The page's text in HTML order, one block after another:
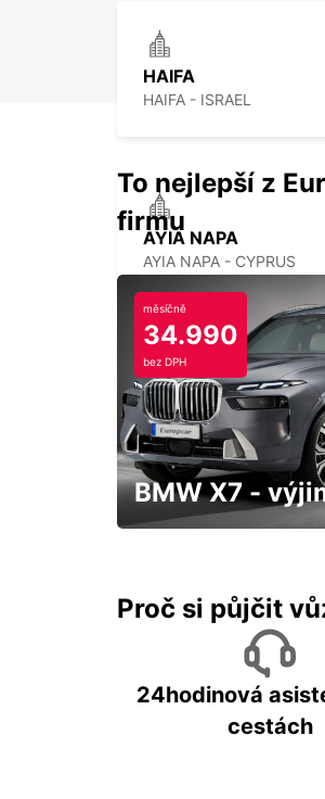
HAIFA
HAIFA - ISRAEL
AYIA NAPA
AYIA NAPA - CYPRUS
HERZLIYA
HERZLIYA - ISRAEL
To nejlepší z
firmu
měsíčně
34.990
bez DPH
BMW
Proč si půjčit
24hodinová
cestách